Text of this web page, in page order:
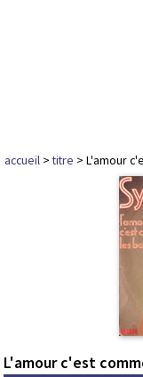
accueil >titre > L'amour
L'amour c'est